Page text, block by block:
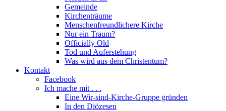
Gemeinde
Kirchenträume
Menschenfreundlichere Kirche
Nur ein Traum?
Officially Old
Tod und Auferstehung
Was wird aus dem Christentum?
Kontakt
Facebook
Ich mache mit . . .
Eine Wir-sind-Kirche-Gruppe gründen
In den Diözesen